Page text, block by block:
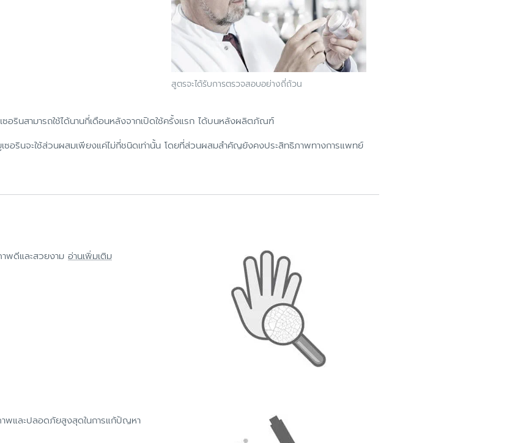
สูตรจะได้รับการตรวจสอบอย่างถี่ถ้วน
รินสามารถใช้ได้นานกี่เดือนหลังจากเปิดใช้ครั้งแรก ได้บนหลังผลิตภัณฑ์
รินจะใช้ส่วนผสมเพียงแค่ไม่กี่ชนิดเท่านั้น โดยที่ส่วนผสมสำคัญยังคงประสิทธิภาพทางการแพทย์
พดีและสวยงาม อ่านเพิ่มเติม
พและปลอดภัยสูงสุดในการแก้ปัญหา